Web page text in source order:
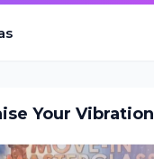
Your Vibration